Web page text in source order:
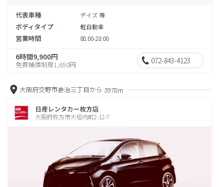
代表車種 デイズ 等
ボディタイプ 軽自動車
営業時間 08:00-20:00
6時間9,900円
免責補償制度1,650円 072-843-4123
大阪府交野市倉治三丁目から 3978m
日産レンタカー枚方店
大阪府枚方市大垣内町2-12-7